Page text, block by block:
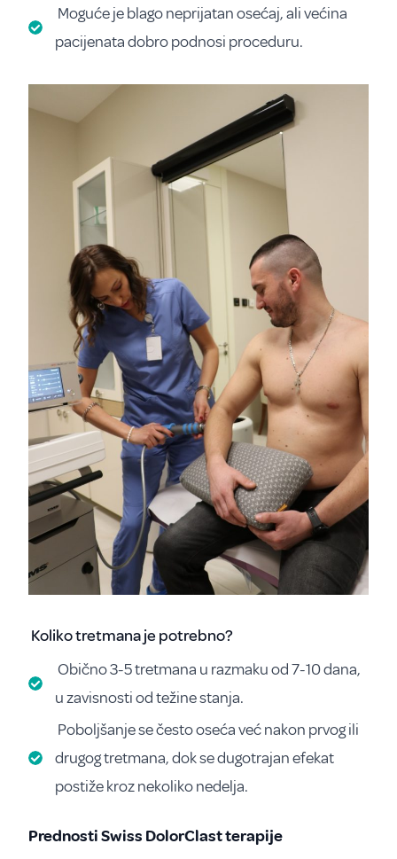
Moguće je blago neprijatan osećaj, ali većina
pacijenata dobro podnosi proceduru.
Koliko tretmana je potrebno?
Obično 3-5 tretmana u razmaku od 7-10 dana,
u zavisnosti od težine stanja.
Poboljšanje se često oseća već nakon prvog ili
drugog tretmana, dok se dugotrajan efekat
postiže kroz nekoliko nedelja.
Prednosti Swiss DolorClast terapije